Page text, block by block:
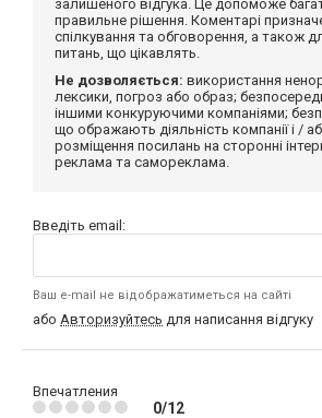
залишеного відгука. Це допоможе
правильне рішення. Коментарі
спілкування та обговорення, а також
питань, що цікавлять.
Не дозволяється: використання
лексики, погроз або образ;
іншими конкуруючими компаніями;
що ображають діяльність компанії і /
розміщення посилань на сторонні
реклама та самореклама.
Введіть email:
Ваш e-mail не відображатиметься на сайті
або Авторизуйтесь для написання відгуку
Впечатления
0/12